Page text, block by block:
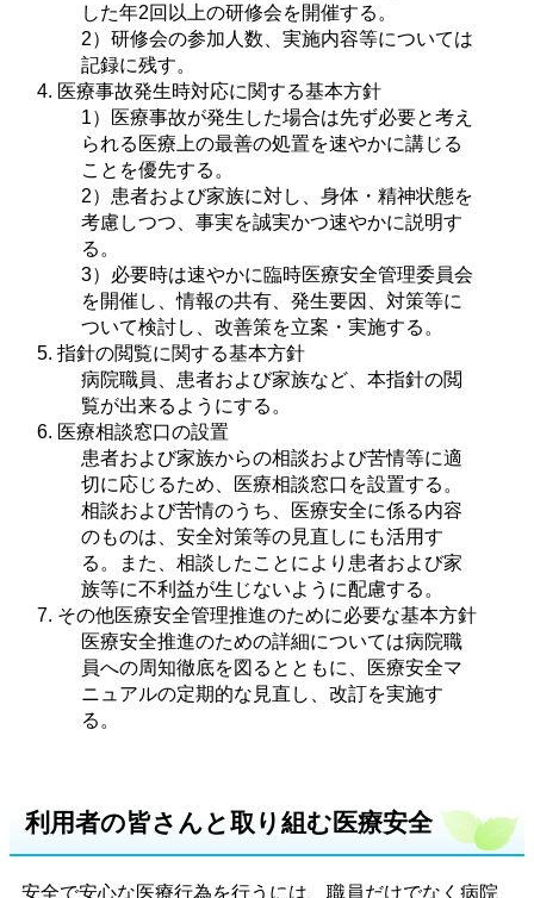
した年2回以上の研修会を開催する。
2）研修会の参加人数、実施内容等については
記録に残す。
医療事故発生時対応に関する基本方針
1）医療事故が発生した場合は先ず必要と考え
られる医療上の最善の処置を速やかに講じる
ことを優先する。
2）患者および家族に対し、身体・精神状態を
考慮しつつ、事実を誠実かつ速やかに説明す
る。
3）必要時は速やかに臨時医療安全管理委員会
を開催し、情報の共有、発生要因、対策等に
ついて検討し、改善策を立案・実施する。
指針の閲覧に関する基本方針
病院職員、患者および家族など、本指針の閲
覧が出来るようにする。
医療相談窓口の設置
患者および家族からの相談および苦情等に適
切に応じるため、医療相談窓口を設置する。
相談および苦情のうち、医療安全に係る内容
のものは、安全対策等の見直しにも活用す
る。また、相談したことにより患者および家
族等に不利益が生じないように配慮する。
その他医療安全管理推進のために必要な基本方針
医療安全推進のための詳細については病院職
員への周知徹底を図るとともに、医療安全マ
ニュアルの定期的な見直し、改訂を実施す
る。
利用者の皆さんと取り組む医療安全
安全で安心な医療行為を行うには、職員だけでなく病院